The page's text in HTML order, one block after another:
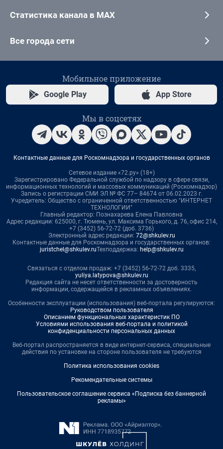
Статистика канала в MAX
Все города сети
Мобильное приложение
Google Play App Store
Мы в соцсетях
Контактные данные для Роскомнадзора и государственных органов
Сетевое издание «72.ру» (18+)
Зарегистрировано Федеральной службой по надзору в сфере связи,
информационных технологий и массовых коммуникаций (Роскомнадзор)
Запись о регистрации СМИ ЭЛ № ФС 77– 84674 от 06.02.2023 г.
Учредитель: Общество с ограниченной ответственностью "ИНТЕРНЕТ
ТЕХНОЛОГИИ"
Главный редактор: Познахарева Елена Павловна
Адрес редакции: 625000, г. Тюмень, ул. Максима Горького, д. 76, офис 214,
+7 (3452) 56-72-72 (доб. 3736)
Электронный адрес редакции: 72@shkulev.ru
Контактные данные для Роскомнадзора и государственных органов:
juristchel@shkulev.ruТехподдержка: help@shkulev.ru
Связаться с отделом продаж: +7 (3452) 56-72-72 доб. 3335,
yuliya.latypova@shkulev.ru
Редакция сайта не несет ответственности за достоверность
информации, содержащейся в рекламных объявлениях.
Особенности эксплуатации (использования) веб-портала регулируются:
Руководством пользователя
Описанием функциональных характеристик ПО
Условиями использования веб-портала и политикой
конфиденциальности персональных данных
Веб-портал распространяется в виде интернет-сервиса, специальные
действия по установке на стороне пользователя не требуются
Политика использования cookies
Рекомендательные системы
Пользовательское соглашение сервиса «Подписка без баннерной
рекламы»